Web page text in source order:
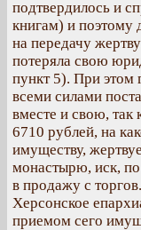
подтвердилось и
книгам) и поэтому
на передачу
потеряла свою
пункт 5). При этом
всеми силами
вместе и свою, так
6710 рублей, на
имуществу,
монастырю, иск,
в продажу с
Херсонское
приемом сего